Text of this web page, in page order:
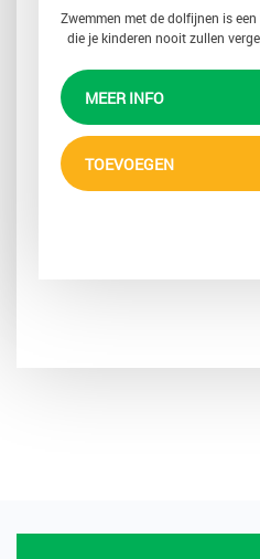
Zwemmen met de dolfijnen is een
die je kinderen nooit zullen
MEER INFO
TOEVOEGEN